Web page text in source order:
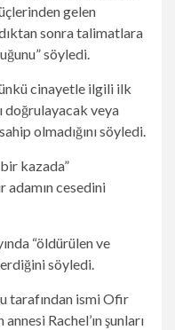
gelen
sonra talimatlara
söyledi.
cinayetle ilgili ilk
doğrulayacak veya
olmadığını söyledi.
kazada”
adamın cesedini
“öldürülen ve
söyledi.
tarafından ismi Ofir
Rachel’ın şunları